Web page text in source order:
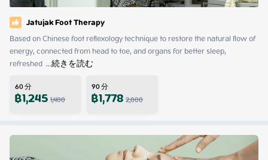
Jatujak Foot Therapy
Based on Chinese foot reflexology technique to restore the natural flow of
energy, connected from head to toe, and organs for better sleep,
refreshed ...続きを読む
60分
฿1,2451,400
90分
฿1,7782,000